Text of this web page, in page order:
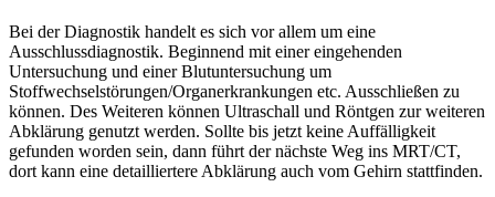
Bei der Diagnostik handelt es sich vor allem um eine
Ausschlussdiagnostik. Beginnend mit einer eingehenden
Untersuchung und einer Blutuntersuchung um
Stoffwechselstörungen/Organerkrankungen etc. Ausschließen zu
können. Des Weiteren können Ultraschall und Röntgen zur weiteren
Abklärung genutzt werden. Sollte bis jetzt keine Auffälligkeit
gefunden worden sein, dann führt der nächste Weg ins MRT/CT,
dort kann eine detailliertere Abklärung auch vom Gehirn stattfinden.